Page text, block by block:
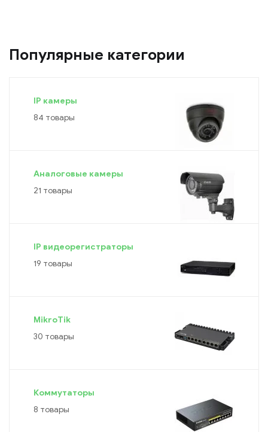
Популярные категории
IP камеры
84 товары
Аналоговые камеры
21 товары
IP видеорегистраторы
19 товары
MikroTik
30 товары
Коммутаторы
8 товары